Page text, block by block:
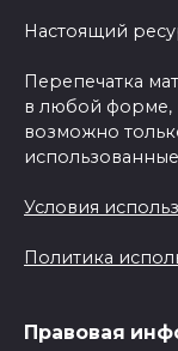
Настоящий
Перепечатка
в любой форме,
возможно
Условия
Политика
Правовая